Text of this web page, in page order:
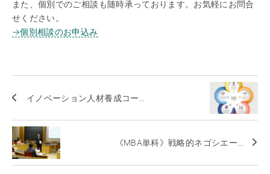
また、個別でのご相談も随時承っております。お気軽にお問合
せください。
→個別相談のお申込み
イノベーション人材養成コー...
《MBA単科》戦略的ネゴシエー...